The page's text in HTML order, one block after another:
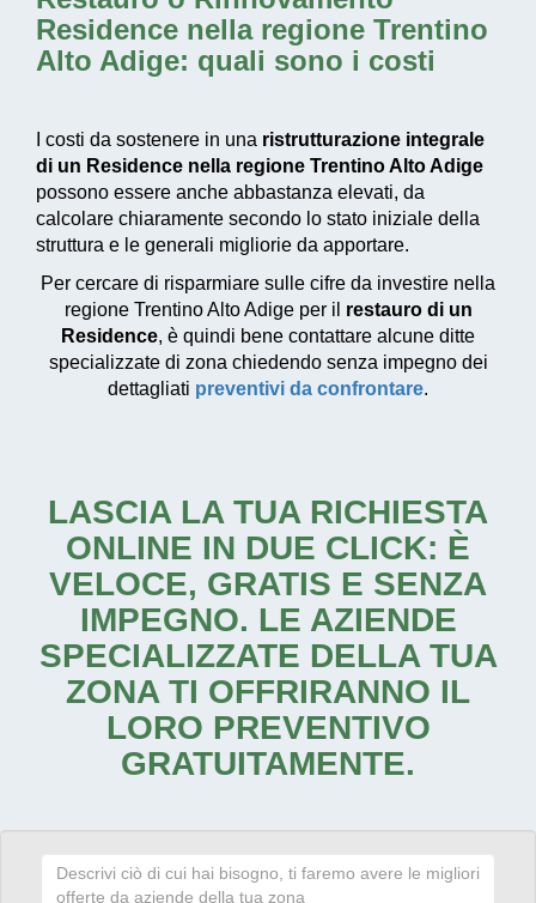
Residence nella regione Trentino
Alto Adige: quali sono i costi
I costi da sostenere in una ristrutturazione integrale
di un Residence nella regione Trentino Alto Adige
possono essere anche abbastanza elevati, da
calcolare chiaramente secondo lo stato iniziale della
struttura e le generali migliorie da apportare.
Per cercare di risparmiare sulle cifre da investire nella
regione Trentino Alto Adige per il restauro di un
Residence, è quindi bene contattare alcune ditte
specializzate di zona chiedendo senza impegno dei
dettagliati preventivi da confrontare.
LASCIA LA TUA RICHIESTA
ONLINE IN DUE CLICK: È
VELOCE, GRATIS E SENZA
IMPEGNO. LE AZIENDE
SPECIALIZZATE DELLA TUA
ZONA TI OFFRIRANNO IL
LORO PREVENTIVO
GRATUITAMENTE.